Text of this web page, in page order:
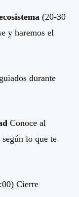
(20-30
y haremos el
durante
Conoce al
lo que te
Cierre